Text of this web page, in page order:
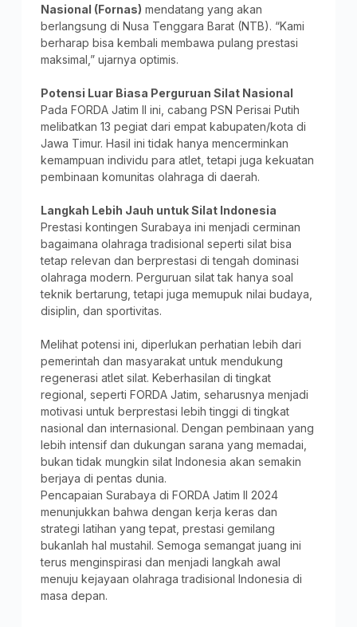
Nasional (Fornas) mendatang yang akan
berlangsung di Nusa Tenggara Barat (NTB). “Kami
berharap bisa kembali membawa pulang prestasi
maksimal,” ujarnya optimis.
Potensi Luar Biasa Perguruan Silat Nasional
Pada FORDA Jatim II ini, cabang PSN Perisai Putih
melibatkan 13 pegiat dari empat kabupaten/kota di
Jawa Timur. Hasil ini tidak hanya mencerminkan
kemampuan individu para atlet, tetapi juga kekuatan
pembinaan komunitas olahraga di daerah.
Langkah Lebih Jauh untuk Silat Indonesia
Prestasi kontingen Surabaya ini menjadi cerminan
bagaimana olahraga tradisional seperti silat bisa
tetap relevan dan berprestasi di tengah dominasi
olahraga modern. Perguruan silat tak hanya soal
teknik bertarung, tetapi juga memupuk nilai budaya,
disiplin, dan sportivitas.
Melihat potensi ini, diperlukan perhatian lebih dari
pemerintah dan masyarakat untuk mendukung
regenerasi atlet silat. Keberhasilan di tingkat
regional, seperti FORDA Jatim, seharusnya menjadi
motivasi untuk berprestasi lebih tinggi di tingkat
nasional dan internasional. Dengan pembinaan yang
lebih intensif dan dukungan sarana yang memadai,
bukan tidak mungkin silat Indonesia akan semakin
berjaya di pentas dunia.
Pencapaian Surabaya di FORDA Jatim II 2024
menunjukkan bahwa dengan kerja keras dan
strategi latihan yang tepat, prestasi gemilang
bukanlah hal mustahil. Semoga semangat juang ini
terus menginspirasi dan menjadi langkah awal
menuju kejayaan olahraga tradisional Indonesia di
masa depan.